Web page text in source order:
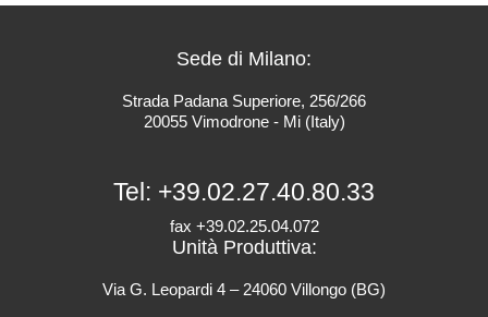
Sede di Milano:
Strada Padana Superiore, 256/266
20055 Vimodrone - Mi (Italy)
Tel: +39.02.27.40.80.33
fax +39.02.25.04.072
Unità Produttiva:
Via G. Leopardi 4 – 24060 Villongo (BG)